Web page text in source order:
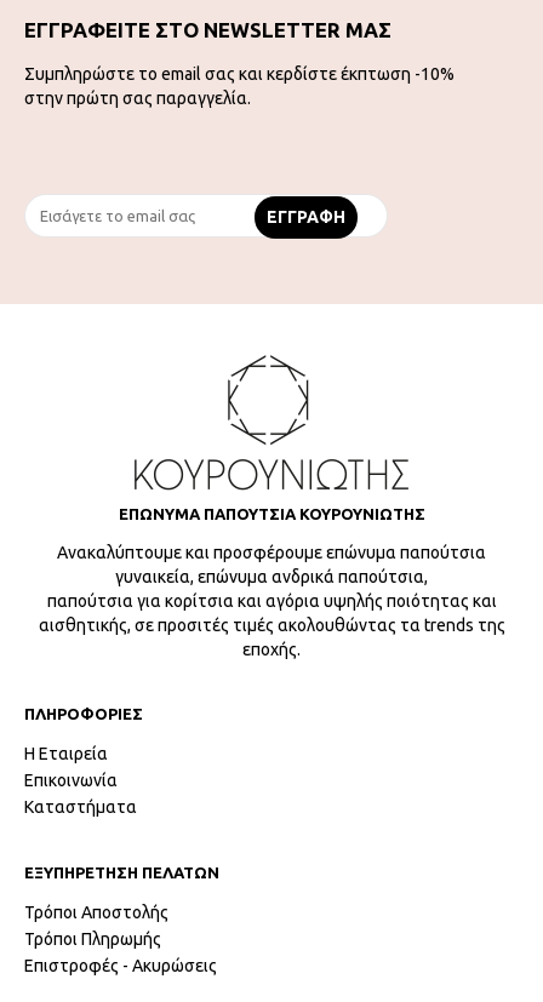
ΕΓΓΡΑΦΕΙΤΕ ΣΤΟ NEWSLETTER ΜΑΣ
Συμπληρώστε το email σας και κερδίστε έκπτωση -10%
στην πρώτη σας παραγγελία.
ΕΠΩΝΥΜΑ ΠΑΠΟΥΤΣΙΑ ΚΟΥΡΟΥΝΙΩΤΗΣ
Ανακαλύπτουμε και προσφέρουμε επώνυμα παπούτσια
γυναικεία, επώνυμα ανδρικά παπούτσια,
παπούτσια για κορίτσια και αγόρια υψηλής ποιότητας και
αισθητικής, σε προσιτές τιμές ακολουθώντας τα trends της
εποχής.
ΠΛΗΡΟΦΟΡΙΕΣ
Η Εταιρεία
Επικοινωνία
Καταστήματα
ΕΞΥΠΗΡΕΤΗΣΗ ΠΕΛΑΤΩΝ
Τρόποι Αποστολής
Τρόποι Πληρωμής
Επιστροφές - Ακυρώσεις